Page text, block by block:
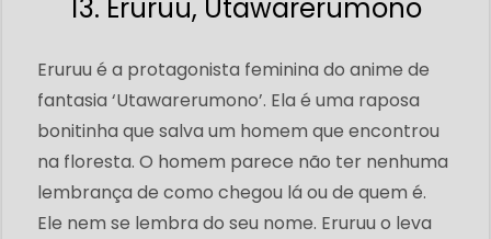
13. Eruruu, Utawarerumono
Eruruu é a protagonista feminina do anime de
fantasia ‘Utawarerumono’. Ela é uma raposa
bonitinha que salva um homem que encontrou
na floresta. O homem parece não ter nenhuma
lembrança de como chegou lá ou de quem é.
Ele nem se lembra do seu nome. Eruruu o leva